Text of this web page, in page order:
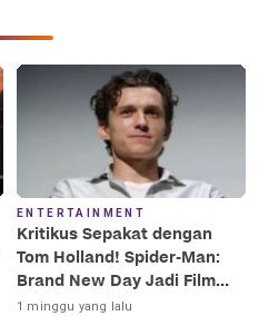
ENTERTAINMENT
Kritikus Sepakat dengan
Tom Holland! Spider-Man:
Brand New Day Jadi Film
Terbaik Era MCU
1 minggu yang lalu